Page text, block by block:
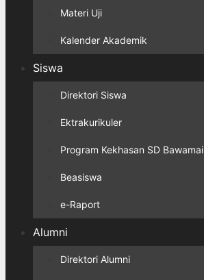
Materi Uji
Kalender Akademik
Siswa
Direktori Siswa
Ektrakurikuler
Program Kekhasan SD Bawamai
Beasiswa
e-Raport
Alumni
Direktori Alumni